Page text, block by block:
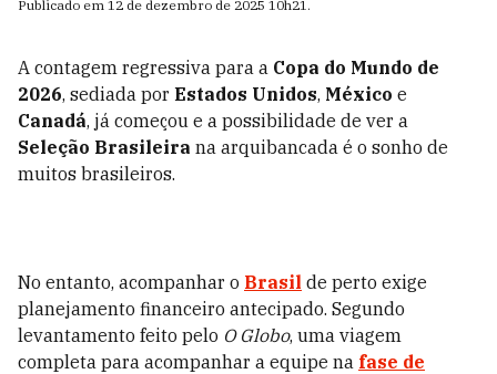
Publicado em 12 de dezembro de 2025 10h21.
A contagem regressiva para a Copa do Mundo de
2026, sediada por Estados Unidos, México e
Canadá, já começou e a possibilidade de ver a
Seleção Brasileira na arquibancada é o sonho de
muitos brasileiros.
No entanto, acompanhar o Brasil de perto exige
planejamento financeiro antecipado. Segundo
levantamento feito pelo O Globo, uma viagem
completa para acompanhar a equipe na fase de